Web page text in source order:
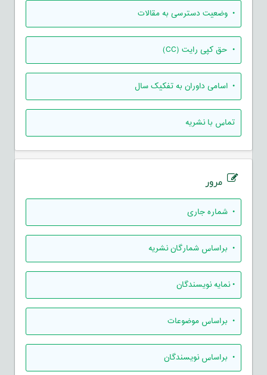
• وضعیت دسترسی به مقالات
• حق کپی رایت (CC)
• اسامی داوران به تفکیک سال
تماس با نشریه
مرور
• شماره جاری
• براساس شمارگان نشریه
•نمایه نویسندگان
• براساس موضوعات
• براساس نویسندگان